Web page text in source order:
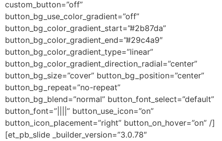
custom_button=”off”
button_bg_use_color_gradient=”off”
button_bg_color_gradient_start=”#2b87da”
button_bg_color_gradient_end=”#29c4a9″
button_bg_color_gradient_type=”linear”
button_bg_color_gradient_direction_radial=”center”
button_bg_size=”cover” button_bg_position=”center”
button_bg_repeat=”no-repeat”
button_bg_blend=”normal” button_font_select=”default”
button_font=”||||” button_use_icon=”on”
button_icon_placement=”right” button_on_hover=”on” /]
[et_pb_slide _builder_version=”3.0.78″